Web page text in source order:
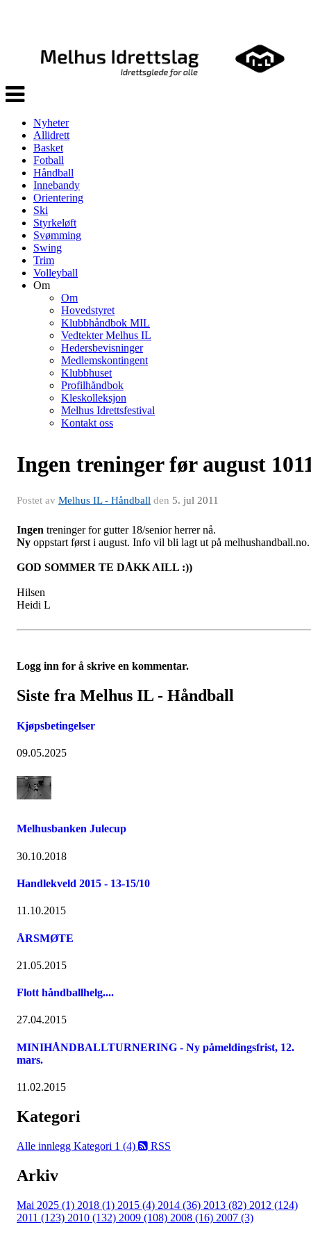
Veksle
navigasjon
Nyheter
Allidrett
Basket
Fotball
Håndball
Innebandy
Orientering
Ski
Styrkeløft
Svømming
Swing
Trim
Volleyball
Om
Om
Hovedstyret
Klubbhåndbok MIL
Vedtekter Melhus IL
Hedersbevisninger
Medlemskontingent
Klubbhuset
Profilhåndbok
Kleskolleksjon
Melhus Idrettsfestival
Kontakt oss
Ingen treninger før august
Postet av Melhus IL - Håndball den 5. jul 2011
Ingen treninger for gutter 18/senior herrer nå.
Ny oppstart først i august. Info vil bli lagt ut på melhushandball.no.
GOD SOMMER TE DÅKK AILL :))
Hilsen
Heidi L
Logg inn for å skrive en kommentar.
Siste fra Melhus IL - Håndball
Kjøpsbetingelser
09.05.2025
Melhusbanken Julecup
30.10.2018
Handlekveld 2015 - 13-15/10
11.10.2015
ÅRSMØTE
21.05.2015
Flott håndballhelg....
27.04.2015
MINIHÅNDBALLTURNERING - Ny påmeldingsfrist, 12.
mars.
11.02.2015
Kategori
Alle innlegg Kategori 1 (4) RSS
Arkiv
Mai 2025 (1) 2018 (1) 2015 (4) 2014 (36) 2013 (82) 2012 (124)
2011 (123) 2010 (132) 2009 (108) 2008 (16) 2007 (3)